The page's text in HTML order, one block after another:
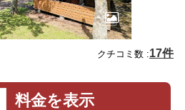
クチコミ数 :17件
料金を表示